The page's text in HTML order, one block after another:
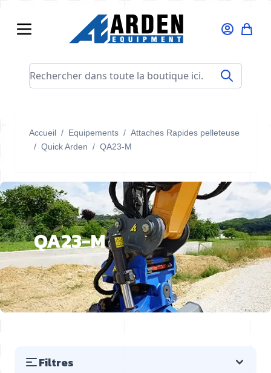
Rechercher dans toute la boutique ici...
Accueil / Equipements / Attaches Rapides pelleteuse
/ Quick Arden / QA23-M
QA23-M
Filtres